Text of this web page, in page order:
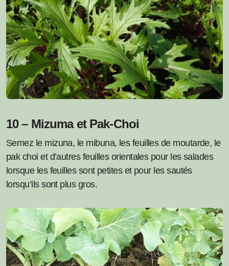
10 – Mizuma et Pak-Choi
Semez le mizuna, le mibuna, les feuilles de moutarde, le
pak choi et d’autres feuilles orientales pour les salades
lorsque les feuilles sont petites et pour les sautés
lorsqu’ils sont plus gros.